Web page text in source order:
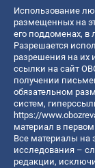
Использование
размещенных на
его поддоменах, в
Разрешается
разрешения на их
ссылки на сайт
получении
обязательном
систем,
https://
материал в
Все материалы на
исследования –
редакции,